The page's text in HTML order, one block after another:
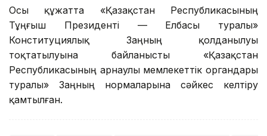
Осы құжатта «Қазақстан Республикасының
Тұңғыш Президенті — Елбасы туралы»
Конституциялық Заңның қолданылуы
тоқтатылуына байланысты «Қазақстан
Республикасының арнаулы мемлекеттік органдары
туралы» Заңның нормаларына сәйкес келтіру
қамтылған.